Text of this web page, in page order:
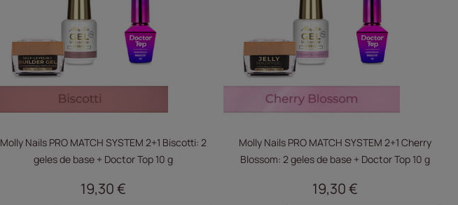
Molly Nails PRO MATCH SYSTEM 2+1 Biscotti: 2
geles de base + Doctor Top 10 g
19,30 €
Molly Nails PRO MATCH SYSTEM 2+1 Cherry
Blossom: 2 geles de base + Doctor Top 10 g
19,30 €